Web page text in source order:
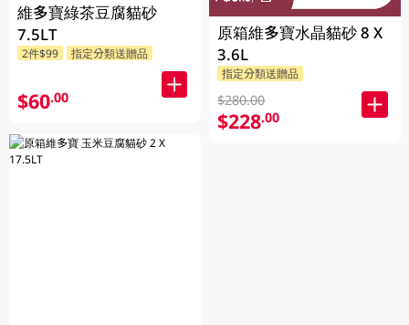
維多寶綠茶豆腐貓砂
7.5LT
2件$99 指定分類送贈品
$60.00
原箱維多寶水晶貓砂 8 X
3.6L
指定分類送贈品
$280.00
$228.00